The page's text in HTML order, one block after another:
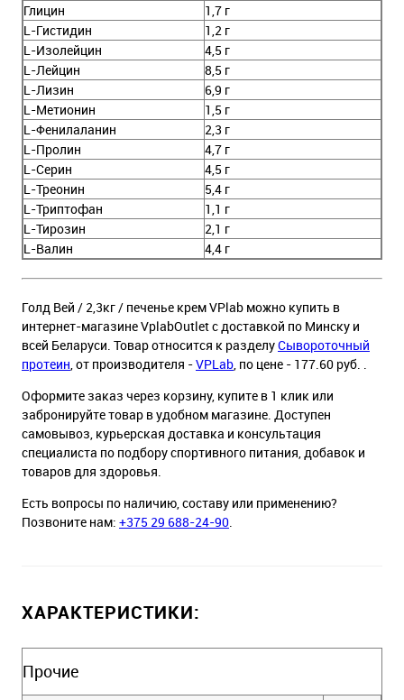
Глицин
1,7 г
L-Гистидин
1,2 г
L-Изолейцин
4,5 г
L-Лейцин
8,5 г
L-Лизин
6,9 г
L-Метионин
1,5 г
L-Фенилаланин
2,3 г
L-Пролин
4,7 г
L-Серин
4,5 г
L-Треонин
5,4 г
L-Триптофан
1,1 г
L-Тирозин
2,1 г
L-Валин
4,4 г
Голд Вей / 2,3кг / печенье крем VPlab можно купить в
интернет-магазине VplabOutlet с доставкой по Минску и
всей Беларуси. Товар относится к разделуСывороточный
протеин, от производителя -VPLab, по цене - 177.60 руб. .
Оформите заказ через корзину, купите в 1 клик или
забронируйте товар в удобном магазине. Доступен
самовывоз, курьерская доставка и консультация
специалиста по подбору спортивного питания, добавок и
товаров для здоровья.
Есть вопросы по наличию, составу или применению?
Позвоните нам: +375 29 688-24-90.
ХАРАКТЕРИСТИКИ:
Прочие